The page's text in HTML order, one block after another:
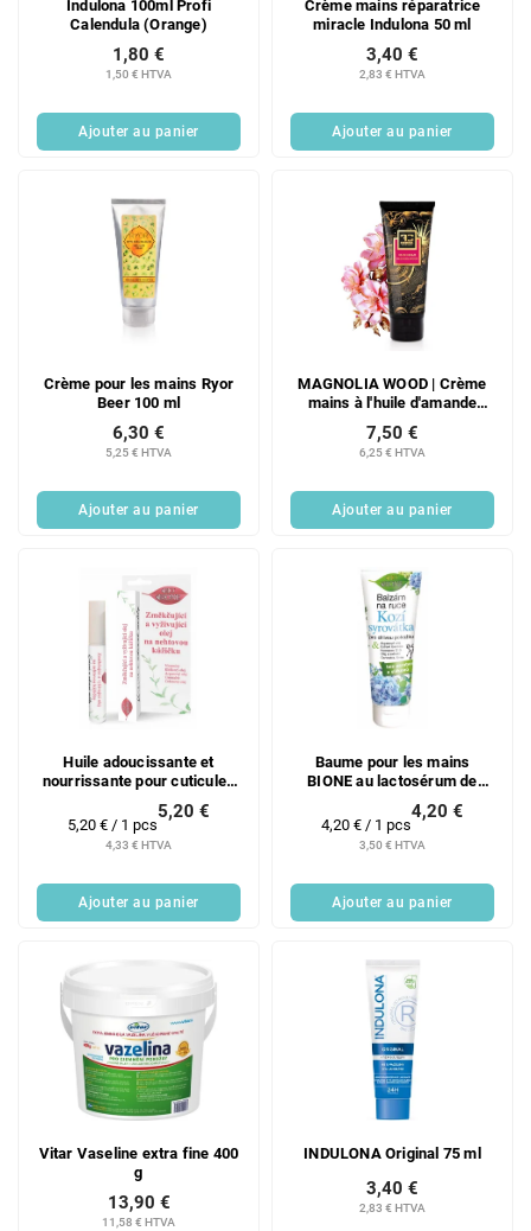
Indulona 100ml Profi
Calendula (Orange)
1,50 € HTVA
1,80 €
Ajouter au panier
Crème mains réparatrice
miracle Indulona 50 ml
2,83 € HTVA
3,40 €
Ajouter au panier
Crème pour les mains Ryor
Beer 100 ml
5,25 € HTVA
6,30 €
Ajouter au panier
MAGNOLIA WOOD | Crème
mains à l'huile d'amande
ml
6,25 € HTVA
7,50 €
Ajouter au panier
Huile adoucissante et
nourrissante pour cuticules
4,33 € HTVA
5,20 €
Prix
mesure:
5,20 € / 1 pcs
Ajouter au panier
Baume pour les mains
BIONE au lactosérum de
3,50 € HTVA
4,20 €
Prix
mesure:
4,20 € / 1 pcs
Ajouter au panier
Vitar Vaseline extra fine 400
g
11,58 € HTVA
13,90 €
INDULONA Original 75 ml
2,83 € HTVA
3,40 €